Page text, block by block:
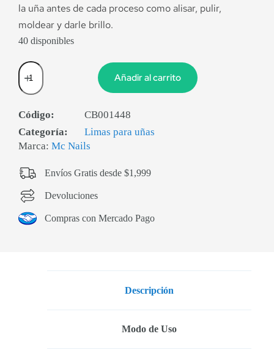
la uña antes de cada proceso como alisar, pulir,
moldear y darle brillo.
40 disponibles
Añadir al carrito
Código:
CB001448
Categoría:
Limas para uñas
Marca: Mc Nails
Envíos Gratis desde $1,999
Devoluciones
Compras con Mercado Pago
Descripción
Modo de Uso